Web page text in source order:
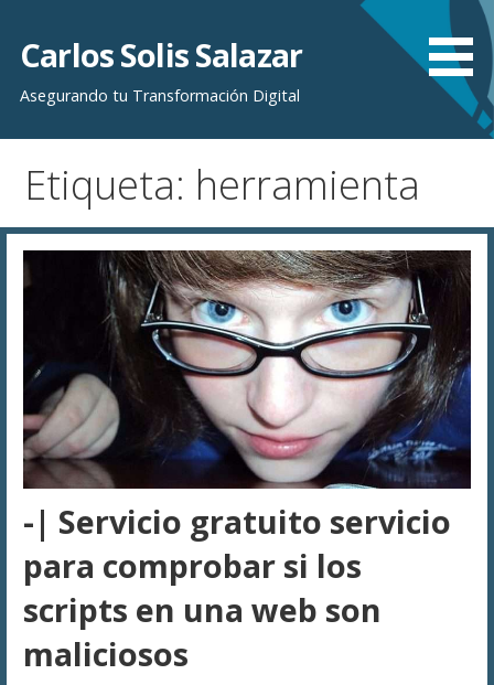
contenido
Carlos Solis Salazar
Asegurando tu Transformación Digital
Etiqueta: herramienta
-| Servicio gratuito servicio
para comprobar si los
scripts en una web son
maliciosos